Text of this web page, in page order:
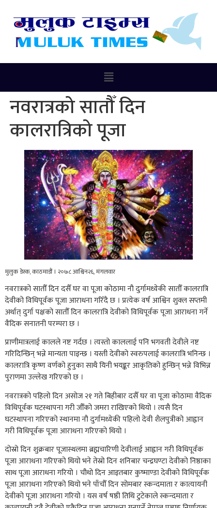
नवरात्रको सातौँ दिन
कालरात्रिको पूजा
मुलुक डेस्क, काठमाडौं । २०७८ आश्विन२६, मंगलवार
नवरात्रको सातौँ दिन दसैँ घर वा पूजा कोठामा नौ दुर्गामध्येकी सातौँ कालरात्रि
देवीको विधिपूर्वक पूजा आराधना गरिँदै छ । प्रत्येक वर्ष आश्विन शुक्ल सप्तमी
अर्थात् दुर्गा पक्षको सातौँ दिन कालरात्रि देवीको विधिपूर्वक पूजा आराधना गर्ने
वैदिक सनातनी परम्परा छ ।
प्राणीमात्रलाई कालले नष्ट गर्दछ । त्यस्तो काललाई पनि भगवती देवीले नष्ट
गरिदिन्छिन् भन्ने मान्यता पाइन्छ । यस्ती देवीको स्वरुपलाई कालरात्रि भनिन्छ ।
कालरात्रि कृष्ण वर्णको हुनुका साथै यिनी भयङ्कर आकृतिको हुन्छिन् भन्ने विभिन्न
पुराणमा उल्लेख गरिएको छ ।
नवरात्रको पहिलो दिन असोज २१ गते बिहीबार दसैँ घर वा पूजा कोठामा वैदिक
विधिपूर्वक घटस्थापना गरी जौँको जमरा राखिएको थियो । त्यसै दिन
घटस्थापना गरिएको स्थानमा नौ दुर्गामध्येकी पहिलो देवी शैलपुत्रीको आह्वान
गरी विधिपूर्वक पूजा आराधना गरिएको थियो ।
दोस्रो दिन शुक्रबार पूजास्थलमा ब्रह्मचारिणी देवीलाई आह्वान गरी विधिपूर्वक
पूजा आराधना गरिएको थियो भने तेस्रो दिन शनिबार चन्द्रघण्टा देवीको निष्ठाका
साथ पूजा आराधना गरियो । चौथो दिन आइतबार कुष्माण्डा देवीको विधिपूर्वक
पूजा आराधना गरिएको थियो भने पाँचौँ दिन सोमबार स्कन्दमाता र कात्यायनी
देवीको पूजा आराधना गरियो । यस वर्ष षष्ठी तिथि टुटेकाले स्कन्दमाता र